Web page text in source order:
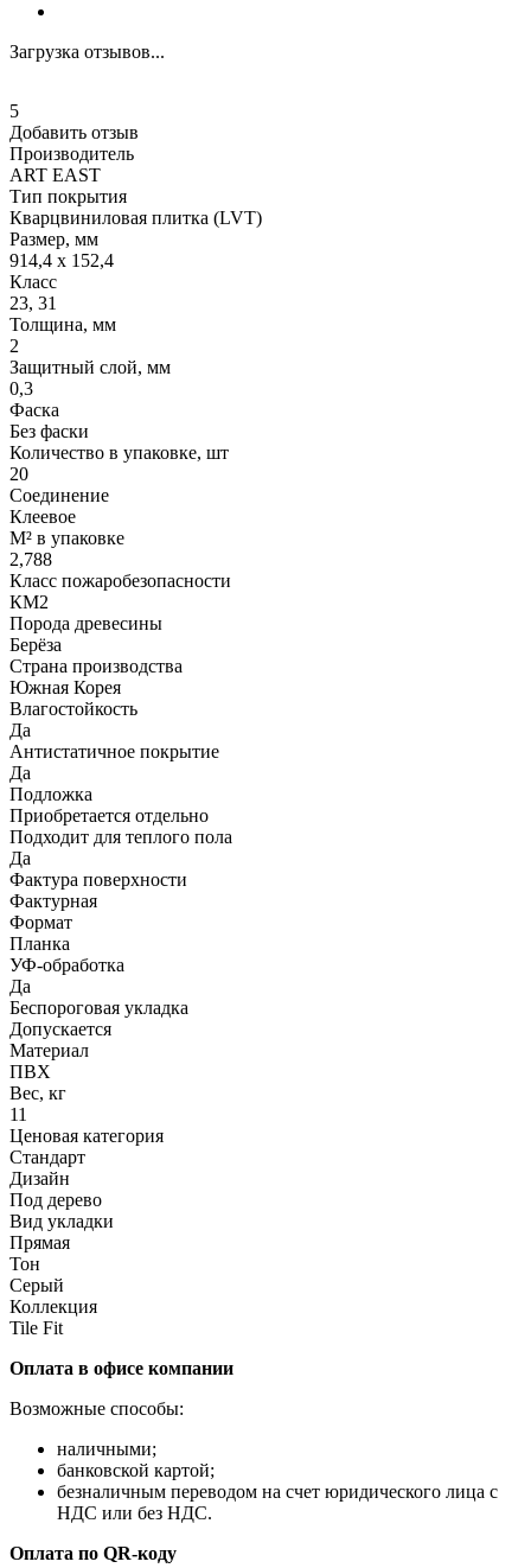
Загрузка отзывов...
5
Добавить отзыв
Производитель
ART EAST
Тип покрытия
Кварцвиниловая плитка (LVT)
Размер, мм
914,4 х 152,4
Класс
23, 31
Толщина, мм
2
Защитный слой, мм
0,3
Фаска
Без фаски
Количество в упаковке, шт
20
Соединение
Клеевое
М² в упаковке
2,788
Класс пожаробезопасности
КМ2
Порода древесины
Берёза
Страна производства
Южная Корея
Влагостойкость
Да
Антистатичное покрытие
Да
Подложка
Приобретается отдельно
Подходит для теплого пола
Да
Фактура поверхности
Фактурная
Формат
Планка
УФ-обработка
Да
Беспороговая укладка
Допускается
Материал
ПВХ
Вес, кг
11
Ценовая категория
Стандарт
Дизайн
Под дерево
Вид укладки
Прямая
Тон
Серый
Коллекция
Tile Fit
Оплата в офисе компании
Возможные способы:
наличными;
банковской картой;
безналичным переводом на счет юридического лица с
НДС или без НДС.
Оплата по QR-коду